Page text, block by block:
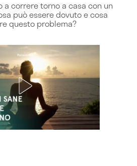
a correre torno a casa con un
può essere dovuto e cosa
questo problema?